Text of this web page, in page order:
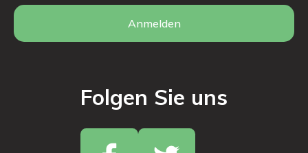
Anmelden
Folgen Sie uns